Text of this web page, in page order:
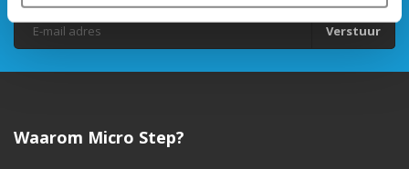
Verstuur
Waarom Micro Step?